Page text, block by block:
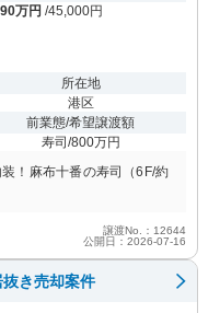
90万円 /45,000円
所在地
港区
前業態/希望譲渡額
寿司/800万円
！麻布十番の寿司（6F/約
譲渡No.：12644
公開日：2026-07-16
き売却案件